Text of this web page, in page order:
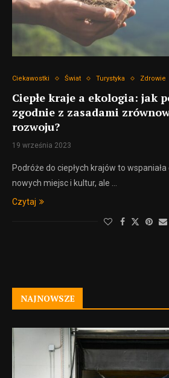
Ciekawostki Świat Turystyka Zdrowie
Ciepłe kraje a ekologia: jak
zgodnie z zasadami
rozwoju?
19 września 2023
Podróże do ciepłych krajów to
nowych miejsc i kultur, ale …
Czytaj
NAJNOWSZE